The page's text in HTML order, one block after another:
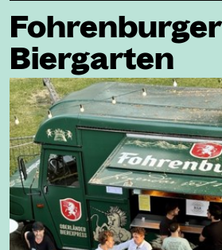
Fohrenburger
Biergarten